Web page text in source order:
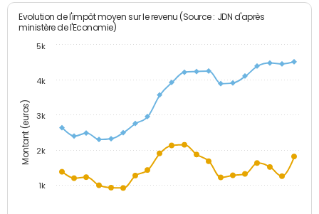
Montant (euros)
Evolution de l'impôt moyen sur le revenu (Source : JDN d'après
ministère de l'Economie)
1k
2k
3k
4k
5k